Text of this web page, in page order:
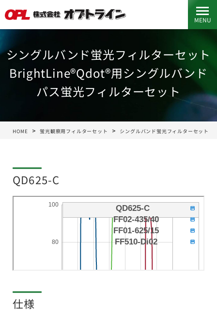
MENU
シングルバンド蛍光フィルターセット
BrightLine®Qdot®用シングルバンド
パス蛍光フィルターセット
HOME 蛍光観察用フィルターセット シングルバンド蛍光フィルターセット
QD625-C
仕様